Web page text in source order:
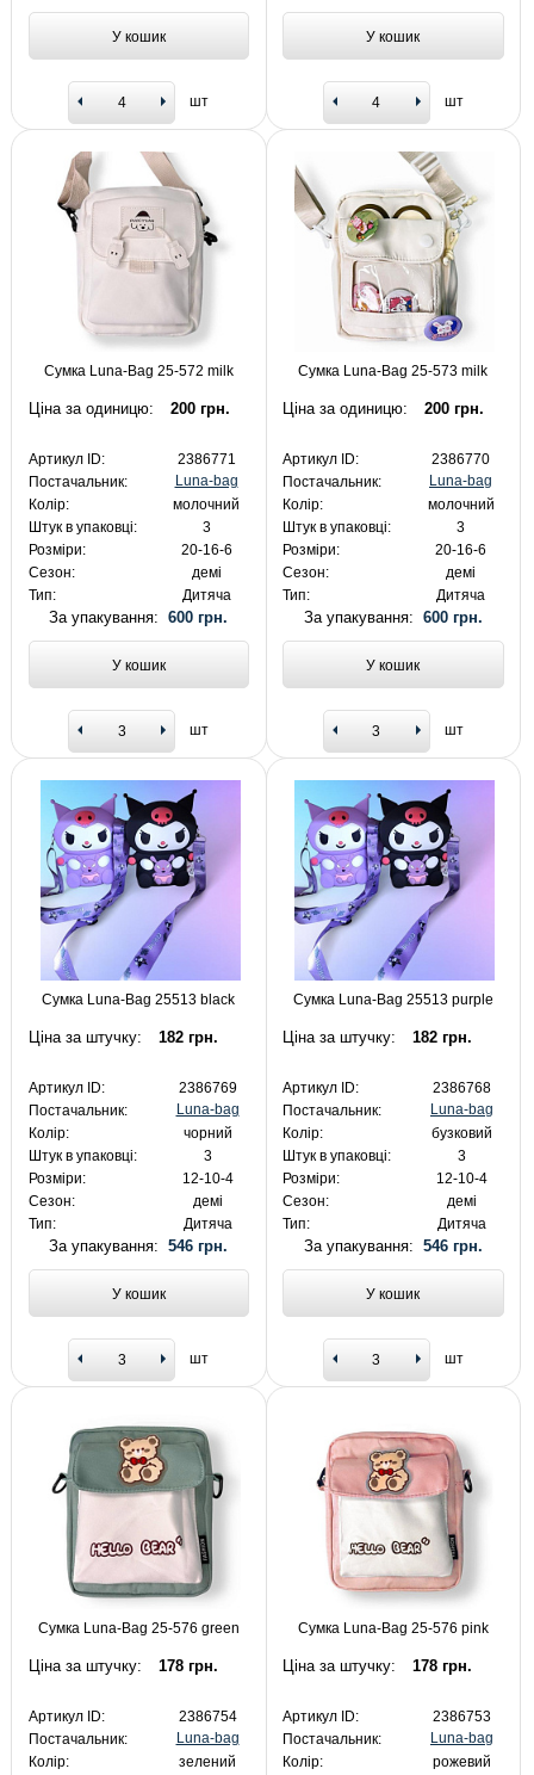
У кошик
шт
У кошик
шт
Сумка Luna-Bag 25-572 milk
Ціна за одиницю: 200 грн.
Артикул ID:
2386771
Постачальник:
Luna-bag
Колір:
молочний
Штук в упаковці:
3
Розміри:
20-16-6
Сезон:
демі
Тип:
Дитяча
За упакування:600 грн.
У кошик
шт
Сумка Luna-Bag 25-573 milk
Ціна за одиницю: 200 грн.
Артикул ID:
2386770
Постачальник:
Luna-bag
Колір:
молочний
Штук в упаковці:
3
Розміри:
20-16-6
Сезон:
демі
Тип:
Дитяча
За упакування: 600 грн.
У кошик
шт
Сумка Luna-Bag 25513 black
Ціна за штучку: 182 грн.
Артикул ID:
2386769
Постачальник:
Luna-bag
Колір:
чорний
Штук в упаковці:
3
Розміри:
12-10-4
Сезон:
демі
Тип:
Дитяча
За упакування:546 грн.
У кошик
шт
Сумка Luna-Bag 25513 purple
Ціна за штучку: 182 грн.
Артикул ID:
2386768
Постачальник:
Luna-bag
Колір:
бузковий
Штук в упаковці:
3
Розміри:
12-10-4
Сезон:
демі
Тип:
Дитяча
За упакування: 546 грн.
У кошик
шт
Сумка Luna-Bag 25-576 green
Ціна за штучку: 178 грн.
Артикул ID:
2386754
Постачальник:
Luna-bag
Колір:
зелений
Сумка Luna-Bag 25-576 pink
Ціна за штучку: 178 грн.
Артикул ID:
2386753
Постачальник:
Luna-bag
Колір:
рожевий